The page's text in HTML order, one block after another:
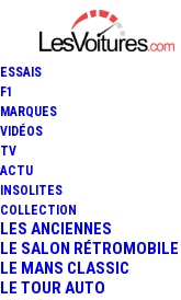
ESSAIS
F1
MARQUES
VIDÉOS
TV
ACTU
INSOLITES
COLLECTION
LES ANCIENNES
LE SALON RÉTROMOBILE
LE MANS CLASSIC
LE TOUR AUTO